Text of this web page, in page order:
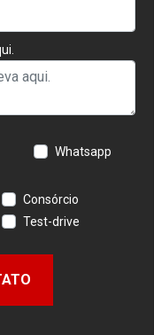
Whatsapp
Consórcio
Test-drive